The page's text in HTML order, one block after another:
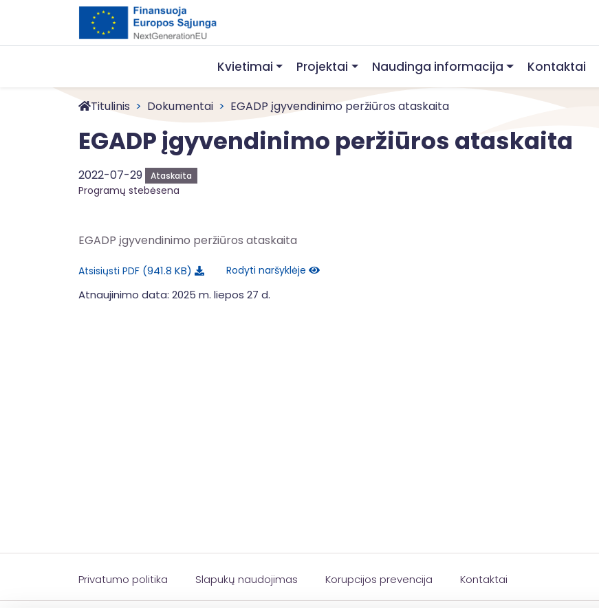
Kvietimai Projektai Naudinga informacija Kontaktai
Titulinis Dokumentai EGADP įgyvendinimo peržiūros ataskaita
EGADP įgyvendinimo peržiūros ataskaita
2022-07-29 Ataskaita
Programų stebėsena
EGADP įgyvendinimo peržiūros ataskaita
Atsisiųsti PDF 941.8 KB Rodyti naršyklėje
Atnaujinimo data: 2025 m. liepos 27 d.
Privatumo politika Slapukų naudojimas Korupcijos prevencija Kontaktai